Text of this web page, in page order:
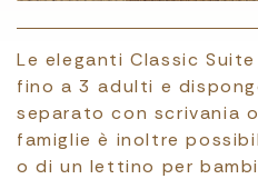
Le eleganti Classic
fino a 3 adulti e
separato con scrivania
famiglie è inoltre
o di un lettino per